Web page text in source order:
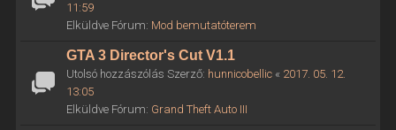
11:59
Elküldve Fórum: Mod bemutatóterem
GTA 3 Director's Cut V1.1
Utolsó hozzászólás Szerző: hunnicobellic« 2017. 05. 12.
13:05
Elküldve Fórum: Grand Theft Auto III